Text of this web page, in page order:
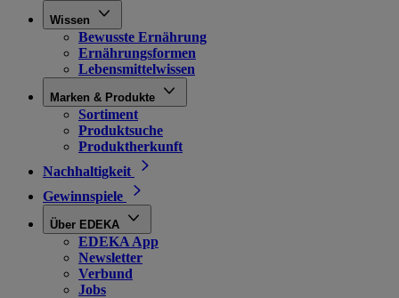
Wissen
Bewusste Ernährung
Ernährungsformen
Lebensmittelwissen
Marken & Produkte
Sortiment
Produktsuche
Produktherkunft
Nachhaltigkeit
Gewinnspiele
Über EDEKA
EDEKA App
Newsletter
Verbund
Jobs